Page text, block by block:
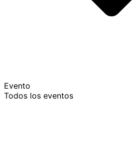
Evento
Todos los eventos